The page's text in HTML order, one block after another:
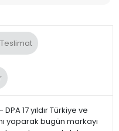
DPA 17 yıldır Türkiye ve
yaparak bugün markayı